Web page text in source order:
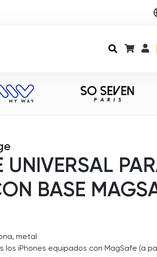
UNIVERSAL
BASE
metal
iPhones equipados con MagSafe (a